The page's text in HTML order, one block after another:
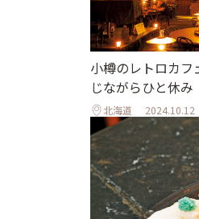
小樽のレトロカ
じながらひと休み
北海道 2024.10.12